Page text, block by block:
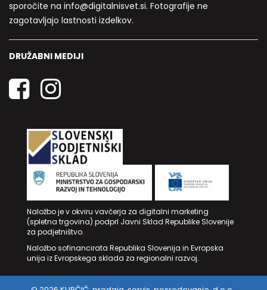
sporočite na info@digitalnisvet.si. Fotografije ne
zagotavljajo lastnosti izdelkov.
DRUŽABNI MEDIJI
Naložbo je v okviru vavčerja za digitalni marketing
(spletna trgovina) podprl Javni Sklad Republike Slovenije
za podjetništvo.
Naložbo sofinancirata Republika Slovenija in Evropska
unija iz Evropskega sklada za regionalni razvoj.